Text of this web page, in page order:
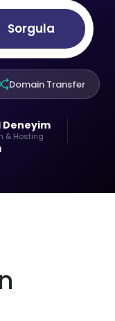
Sorgula
Domain Transfer
Deneyim
& Hosting